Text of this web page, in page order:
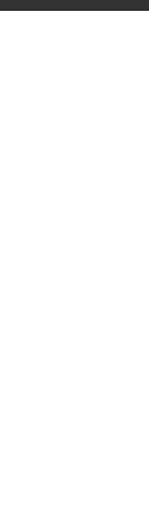
à 19h